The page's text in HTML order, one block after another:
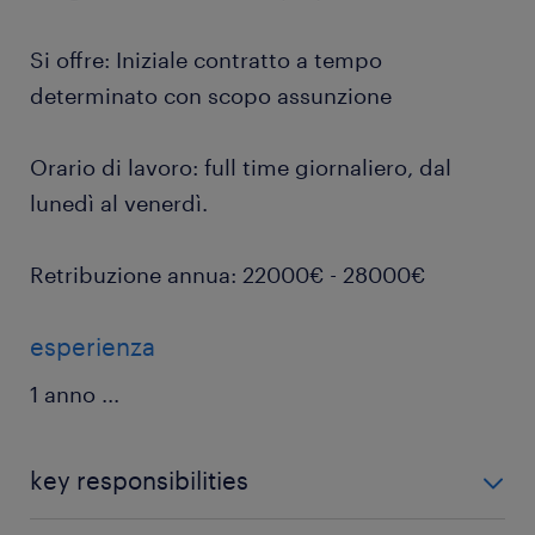
Si offre: Iniziale contratto a tempo
determinato con scopo assunzione
Orario di lavoro: full time giornaliero, dal
lunedì al venerdì.
Retribuzione annua: 22000€ - 28000€
esperienza
1 anno ...
key responsibilities